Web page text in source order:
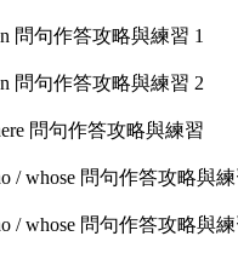
問句作答攻略與練習 1
問句作答攻略與練習 2
問句作答攻略與練習
/ whose 問句作答攻略與練
/ whose 問句作答攻略與練